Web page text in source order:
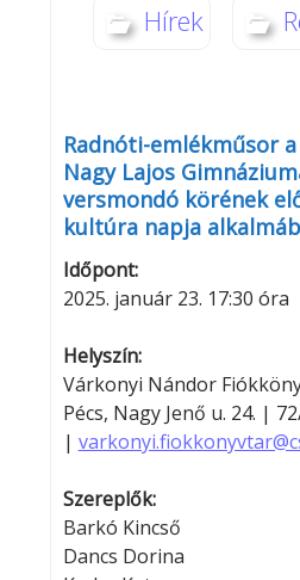
Hírek
Radnóti-emlékműsor
Nagy Lajos
versmondó körének
kultúra napja
Időpont:
2025. január 23. 17:30 óra
Helyszín:
Várkonyi Nándor
Pécs, Nagy Jenő u. 24. |
|
Szereplők:
Barkó Kincső
Dancs Dorina